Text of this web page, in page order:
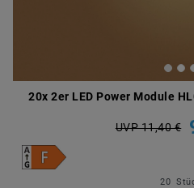
20x 2er LED Power Module
UVP 11,40 €
20